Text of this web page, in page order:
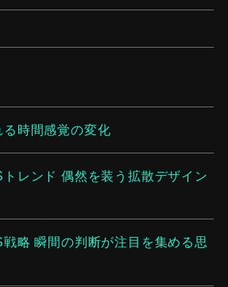
時間感覚の変化
レンド 偶然を装う拡散デザイン
略 瞬間の判断が注目を集める思